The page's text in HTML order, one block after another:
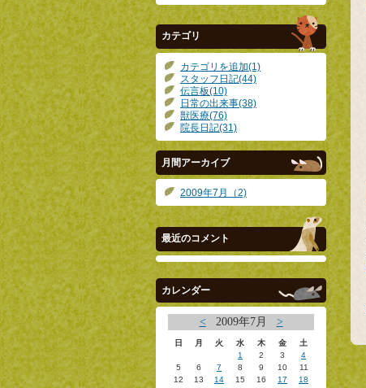
カテゴリ
カテゴリを追加(1)
スタッフ日記(44)
伝言板(10)
日常の出来事(38)
獣医療(76)
院長日記(31)
月間アーカイブ
2009年7月（2)
最近のコメント
カレンダー
<2009年7月 >
日 月 火 水 木 金
土
1
2 3
4
5
6 7 8 9 10
11
12
13 14 15 16 17
18